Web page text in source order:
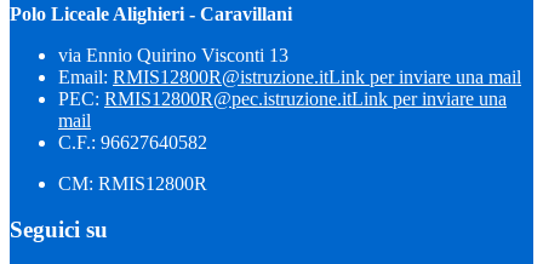
Polo Liceale Alighieri - Caravillani
via Ennio Quirino Visconti 13
Email: RMIS12800R@istruzione.itLink per inviare una mail
PEC: RMIS12800R@pec.istruzione.itLink per inviare una
mail
C.F.: 96627640582
CM: RMIS12800R
Seguici su